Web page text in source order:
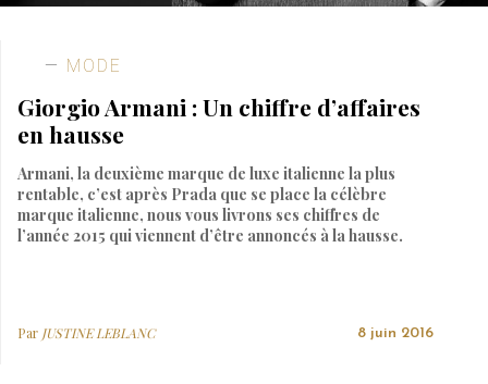
MODE
Giorgio Armani : Un chiffre d’affaires
en hausse
Armani, la deuxième marque de luxe italienne la plus
rentable, c’est après Prada que se place la célèbre
marque italienne, nous vous livrons ses chiffres de
l’année 2015 qui viennent d’être annoncés à la hausse.
Par JUSTINE LEBLANC 8 juin 2016